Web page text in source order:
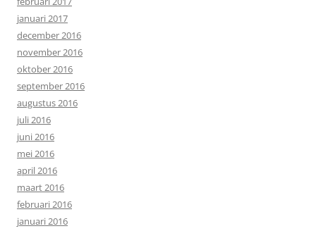
januari 2017
december 2016
november 2016
oktober 2016
september 2016
augustus 2016
juli 2016
juni 2016
mei 2016
april 2016
maart 2016
februari 2016
januari 2016